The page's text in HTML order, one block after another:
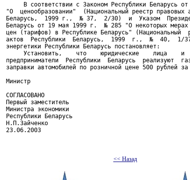
В соответствии с Законом Республики Беларусь от
"О  ценообразовании"  (Национальный реестр правовых
Беларусь,  1999 г.,  № 37,  2/30)  и  Указом
Беларусь от 19 мая 1999 г.  № 285 "О некоторых мерах
цен (тарифов) в Республике Беларусь" (Национальный
актов  Республики  Беларусь,  1999  г.,  №  40,  1/
энергетики Республики Беларусь постановляет:
Установить,    что    юридические    лица    и
предприниматели  Республики  Беларусь  реализуют
заправки автомобилей по розничной цене 500 рублей
Министр
СОГЛАСОВАНО
Первый заместитель
Министра экономики
Республики Беларусь
Н.П.Зайченко
23.06.2003
<< Назад